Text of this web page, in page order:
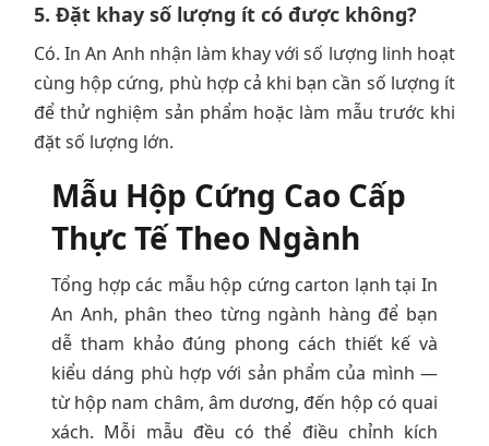
5. Đặt khay số lượng ít có được không?
Có. In An Anh nhận làm khay với số lượng linh hoạt
cùng hộp cứng, phù hợp cả khi bạn cần số lượng ít
để thử nghiệm sản phẩm hoặc làm mẫu trước khi
đặt số lượng lớn.
Mẫu Hộp Cứng Cao Cấp
Thực Tế Theo Ngành
Tổng hợp các mẫu hộp cứng carton lạnh tại In
An Anh, phân theo từng ngành hàng để bạn
dễ tham khảo đúng phong cách thiết kế và
kiểu dáng phù hợp với sản phẩm của mình —
từ hộp nam châm, âm dương, đến hộp có quai
xách. Mỗi mẫu đều có thể điều chỉnh kích